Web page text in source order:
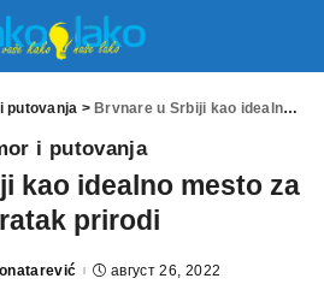
putovanja > Brvnare u Srbiji kao idealno mesto za povratak prirodi
i putovanja
kao idealno mesto za
prirodi
август 26, 2022